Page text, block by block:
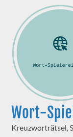
Wort-
Kreuzworträtsel,